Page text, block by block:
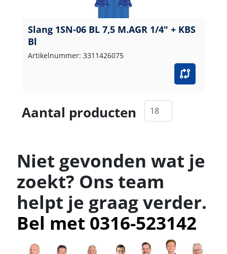
Slang 1SN-06 BL 7,5 M.AGR 1/4" + KBS
Bl
Artikelnummer: 3311426075
Aantal producten
Niet gevonden wat je
zoekt? Ons team
helpt je graag verder.
Bel met 0316-523142